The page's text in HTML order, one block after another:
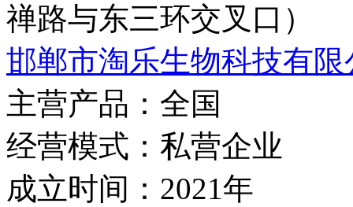
禅路与东三环交叉口）
邯郸市淘乐生物科技有限
主营产品： 全国
经营模式： 私营企业
成立时间： 2021年